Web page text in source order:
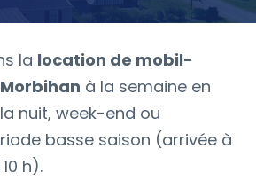
la location de mobil-
à la semaine en
nuit, week-end ou
basse saison (arrivée à
h).